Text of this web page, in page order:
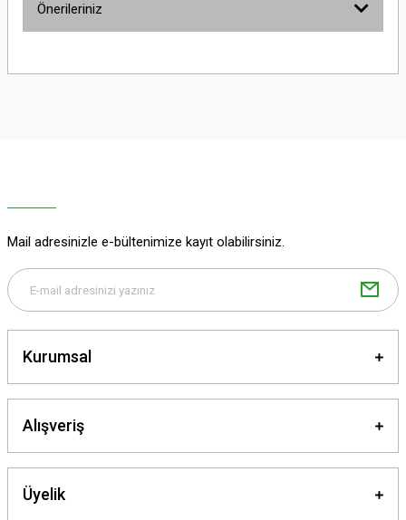
Önerileriniz
Bu ürüne benzer farklı alternatifler olmalı.
Mail adresinizle e-bültenimize kayıt olabilirsiniz.
Kurumsal
Alışveriş
Üyelik